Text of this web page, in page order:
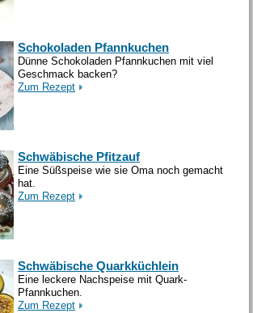
Schokoladen Pfannkuchen
Dünne Schokoladen Pfannkuchen mit viel
Geschmack backen?
Zum Rezept
Schwäbische Pfitzauf
Eine Süßspeise wie sie Oma noch gemacht
hat.
Zum Rezept
Schwäbische Quarkküchlein
Eine leckere Nachspeise mit Quark-
Pfannkuchen.
Zum Rezept